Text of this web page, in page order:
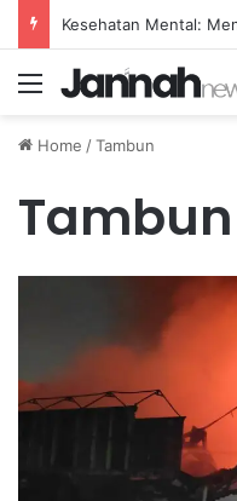
Menu
Home /Tambun
Tambun